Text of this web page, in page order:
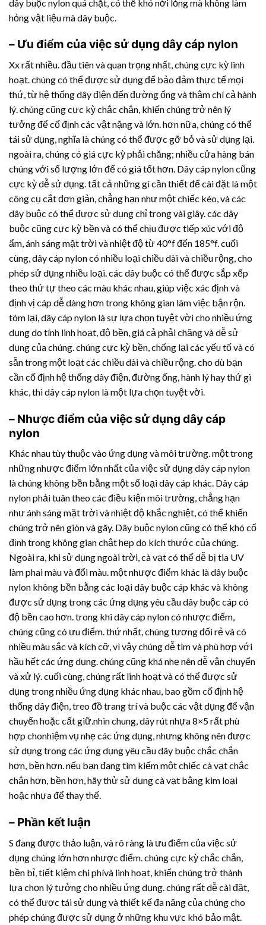
dây buộc nylon quá chặt, có thể khó nới lỏng mà không làm
hỏng vật liệu mà dây buộc.
– Ưu điểm của việc sử dụng dây cáp nylon
Xx rất nhiều. đầu tiên và quan trọng nhất, chúng cực kỳ linh
hoạt. chúng có thể được sử dụng để bảo đảm thực tế mọi
thứ, từ hệ thống dây điện đến đường ống và thậm chí cả hành
lý. chúng cũng cực kỳ chắc chắn, khiến chúng trở nên lý
tưởng để cố định các vật nặng và lớn. hơn nữa, chúng có thể
tái sử dụng, nghĩa là chúng có thể được gỡ bỏ và sử dụng lại.
ngoài ra, chúng có giá cực kỳ phải chăng; nhiều cửa hàng bán
chúng với số lượng lớn để có giá tốt hơn. Dây cáp nylon cũng
cực kỳ dễ sử dụng. tất cả những gì cần thiết để cài đặt là một
công cụ cắt đơn giản, chẳng hạn như một chiếc kéo, và các
dây buộc có thể được sử dụng chỉ trong vài giây. các dây
buộc cũng cực kỳ bền và có thể chịu được tiếp xúc với độ
ẩm, ánh sáng mặt trời và nhiệt độ từ 40°f đến 185°f. cuối
cùng, dây cáp nylon có nhiều loại chiều dài và chiều rộng, cho
phép sử dụng nhiều loại. các dây buộc có thể được sắp xếp
theo thứ tự theo các màu khác nhau, giúp việc xác định và
định vị cáp dễ dàng hơn trong không gian làm việc bận rộn.
tóm lại, dây cáp nylon là sự lựa chọn tuyệt vời cho nhiều ứng
dụng do tính linh hoạt, độ bền, giá cả phải chăng và dễ sử
dụng của chúng. chúng cực kỳ bền, chống lại các yếu tố và có
sẵn trong một loạt các chiều dài và chiều rộng. cho dù bạn
cần cố định hệ thống dây điện, đường ống, hành lý hay thứ gì
khác, thì dây cáp nylon là một lựa chọn tuyệt vời.
– Nhược điểm của việc sử dụng dây cáp
nylon
Khác nhau tùy thuộc vào ứng dụng và môi trường. một trong
những nhược điểm lớn nhất của việc sử dụng dây cáp nylon
là chúng không bền bằng một số loại dây cáp khác. Dây cáp
nylon phải tuân theo các điều kiện môi trường, chẳng hạn
như ánh sáng mặt trời và nhiệt độ khắc nghiệt, có thể khiến
chúng trở nên giòn và gãy. Dây buộc nylon cũng có thể khó cố
định trong không gian chật hẹp do kích thước của chúng.
Ngoài ra, khi sử dụng ngoài trời, cà vạt có thể dễ bị tia UV
làm phai màu và đổi màu. một nhược điểm khác là dây buộc
nylon không bền bằng các loại dây buộc cáp khác và không
được sử dụng trong các ứng dụng yêu cầu dây buộc cáp có
độ bền cao hơn. trong khi dây cáp nylon có nhược điểm,
chúng cũng có ưu điểm. thứ nhất, chúng tương đối rẻ và có
nhiều màu sắc và kích cỡ, vì vậy chúng dễ tìm và phù hợp với
hầu hết các ứng dụng. chúng cũng khá nhẹ nên dễ vận chuyển
và xử lý. cuối cùng, chúng rất linh hoạt và có thể được sử
dụng trong nhiều ứng dụng khác nhau, bao gồm cố định hệ
thống dây điện, treo đồ trang trí và buộc các vật dụng để vận
chuyển hoặc cất giữ.nhìn chung,dây rút nhựa8×5 rất phù
hợp chonhiệm vụ nhẹ các ứng dụng, nhưng không nên được
sử dụng trong các ứng dụng yêu cầu dây buộc chắc chắn
hơn, bền hơn. nếu bạn đang tìm kiếm một chiếc cà vạt chắc
chắn hơn, bền hơn, hãy thử sử dụng cà vạt bằng kim loại
hoặc nhựa để thay thế.
– Phần kết luận
S đang được thảo luận, và rõ ràng là ưu điểm của việc sử
dụng chúng lớn hơn nhược điểm. chúng cực kỳ chắc chắn,
bền bỉ, tiết kiệm chi phívà linh hoạt, khiến chúng trở thành
lựa chọn lý tưởng cho nhiều ứng dụng. chúng rất dễ cài đặt,
có thể được tái sử dụng và thiết kế đa năng của chúng cho
phép chúng được sử dụng ở những khu vực khó bảo mật.